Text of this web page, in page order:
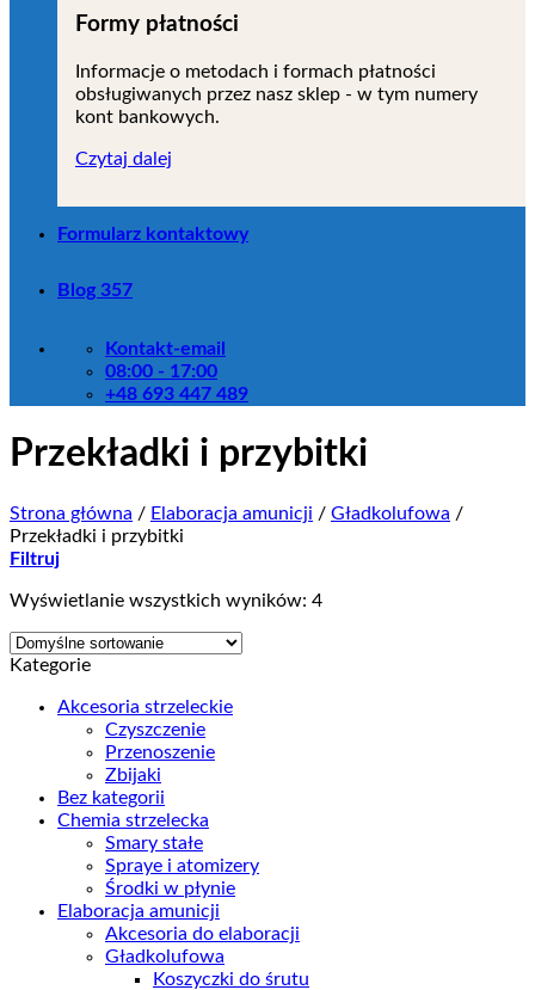
Formy płatności
Informacje o metodach i formach płatności
obsługiwanych przez nasz sklep - w tym numery
kont bankowych.
Czytaj dalej
Formularz kontaktowy
Blog 357
Kontakt-email
08:00 - 17:00
+48 693 447 489
Przekładki i przybitki
Strona główna / Elaboracja amunicji / Gładkolufowa /
Przekładki i przybitki
Filtruj
Wyświetlanie wszystkich wyników: 4
Kategorie
Akcesoria strzeleckie
Czyszczenie
Przenoszenie
Zbijaki
Bez kategorii
Chemia strzelecka
Smary stałe
Spraye i atomizery
Środki w płynie
Elaboracja amunicji
Akcesoria do elaboracji
Gładkolufowa
Koszyczki do śrutu